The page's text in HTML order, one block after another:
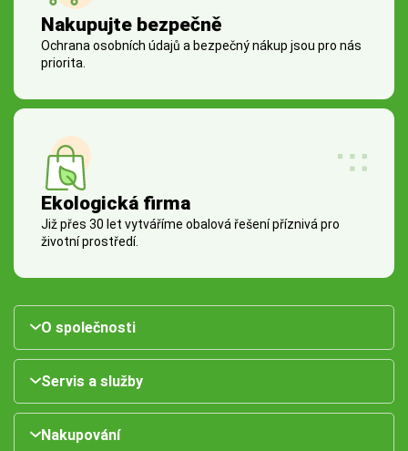
Nakupujte bezpečně
Ochrana osobních údajů a bezpečný nákup jsou pro nás
priorita.
Ekologická firma
Již přes 30 let vytváříme obalová řešení příznivá pro
životní prostředí.
O společnosti
Servis a služby
Nakupování